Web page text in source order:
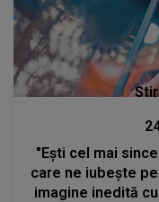
"Ești cel mai
care ne iubește
imagine inedită